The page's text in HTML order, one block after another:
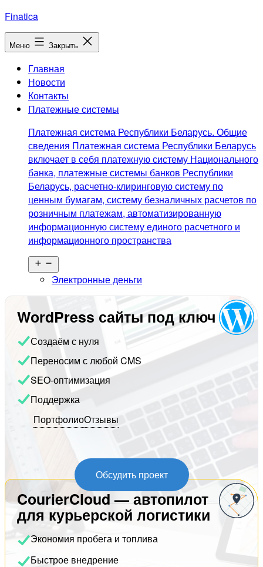
Перейти
к
содержимому
Finatica
Меню Закрыть
Главная
Новости
Контакты
Платежные системы
Платежная система Республики Беларусь. Общие
сведения Платежная система Республики Беларусь
включает в себя платежную систему Национального
банка, платежные системы банков Республики
Беларусь, расчетно-клиринговую систему по
ценным бумагам, систему безналичных расчетов по
розничным платежам, автоматизированную
информационную систему единого расчетного и
информационного пространства
меню
Электронные деньги
WordPress сайты под ключ
Создаём с нуля
Переносим с любой CMS
SEO-оптимизация
Поддержка
ПортфолиоОтзывы
Обсудить проект
CourierCloud — автопилот
для курьерской логистики
Экономия пробега и топлива
Быстрое внедрение